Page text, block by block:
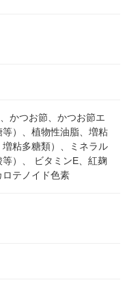
かつお節、かつお節エ
）、植物性油脂、増粘
粘多糖類）、ミネラル
）、 ビタミンE、紅麹
テノイド色素